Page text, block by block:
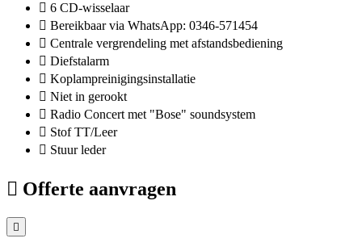
6 CD-wisselaar
Bereikbaar via WhatsApp: 0346-571454
Centrale vergrendeling met afstandsbediening
Diefstalarm
Koplampreinigingsinstallatie
Niet in gerookt
Radio Concert met "Bose" soundsystem
Stof TT/Leer
Stuur leder
Offerte aanvragen